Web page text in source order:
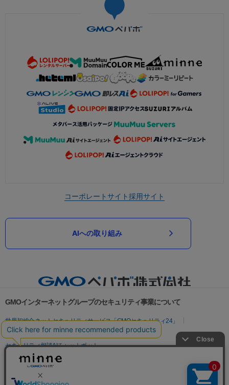
コーポレートサイト採用サイト
AIへの取り組み
GMOインターネットグループのセキュリティ事業について
世界初総合ネットセキュリティサービス「GMOセキュリティ24」
パスワード漏洩診断
Webサイトリスク診断
セキュリティ相談AIチャットボット
実在証明・盗聴対策